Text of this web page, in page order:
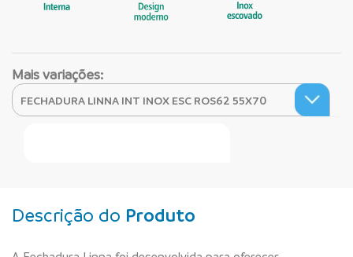
Mais variações:
Descrição do Produto